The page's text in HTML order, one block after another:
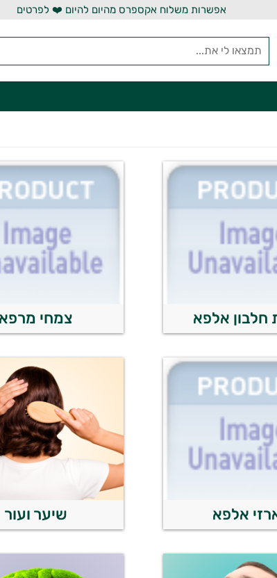
אפשרות משלוח אקספרס מהיום להיום ❤️ לפרטים
חלבון אלפא צמחי מרפא
אלפא שיער ועור